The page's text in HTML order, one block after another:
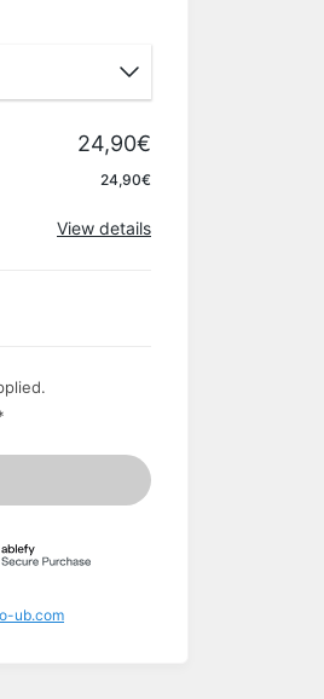
24,90€
24,90€
View details
ub.com